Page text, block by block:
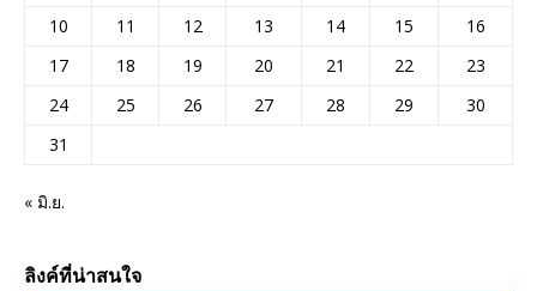
10
11 12 13 14 15
16
17
18 19 20 21 22
23
24
25 26 27 28 29
30
31
« มิ.ย.
ลิงค์ที่น่าสนใจ